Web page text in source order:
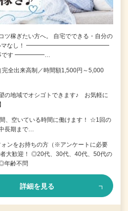
ツ稼ぎたい方へ。 自宅でできる・自分の
ルマなし！ ━━━━━━━━━━━━━━
です ━━━━━…
全出来高制／時間額1,500円～5,000
の地域でオシゴトできます♪ お気軽に
、空いている時間に働けます！ ☆1回の
長期まで…
ンをお持ちの方（※アンケートに必要
大歓迎！ ◎20代、30代、40代、50代の
年齢不問
詳細を見る